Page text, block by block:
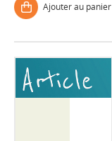
Ajouter au panier